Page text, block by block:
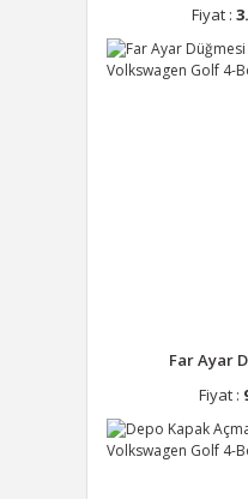
Fiyat :
Far Ayar
Fiyat :